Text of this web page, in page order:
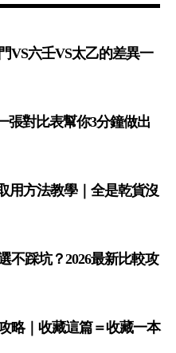
VS六壬VS太乙的差異一
張對比表幫你3分鐘做出
用方法教學｜全是乾貨沒
不踩坑？2026最新比較攻
略｜收藏這篇＝收藏一本